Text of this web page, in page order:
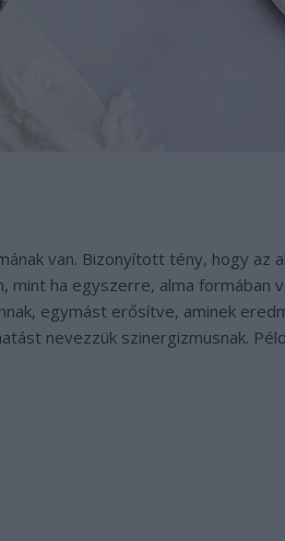
van. Bizonyított tény, hogy az
mint ha egyszerre, alma formában
egymást erősítve, aminek
nevezzük szinergizmusnak.